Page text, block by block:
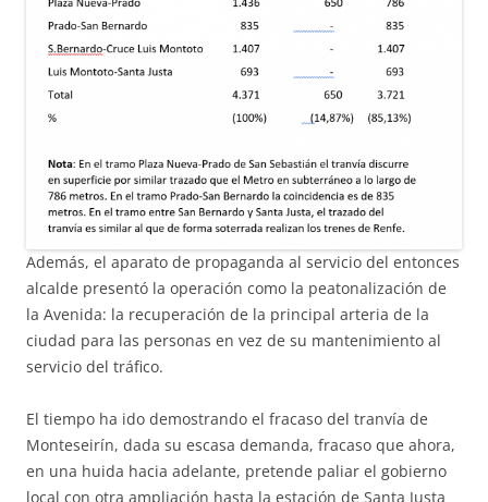
Además, el aparato de propaganda al servicio del entonces
alcalde presentó la operación como la peatonalización de
la Avenida: la recuperación de la principal arteria de la
ciudad para las personas en vez de su mantenimiento al
servicio del tráfico.
El tiempo ha ido demostrando el fracaso del tranvía de
Monteseirín, dada su escasa demanda, fracaso que ahora,
en una huida hacia adelante, pretende paliar el gobierno
local con otra ampliación hasta la estación de Santa Justa